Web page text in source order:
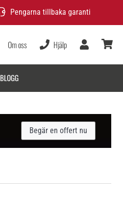
Pengarna tillbaka garanti
Om oss Hjälp
BLOGG
Begär en offert nu